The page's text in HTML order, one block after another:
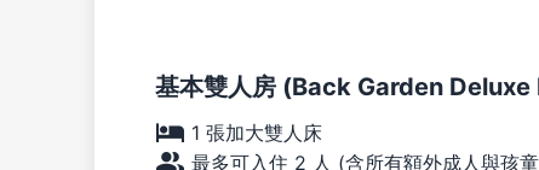
基本雙人房 (Back Garden Deluxe
1 張加大雙人床
最多可入住 2 人 (含所有額外成人與孩